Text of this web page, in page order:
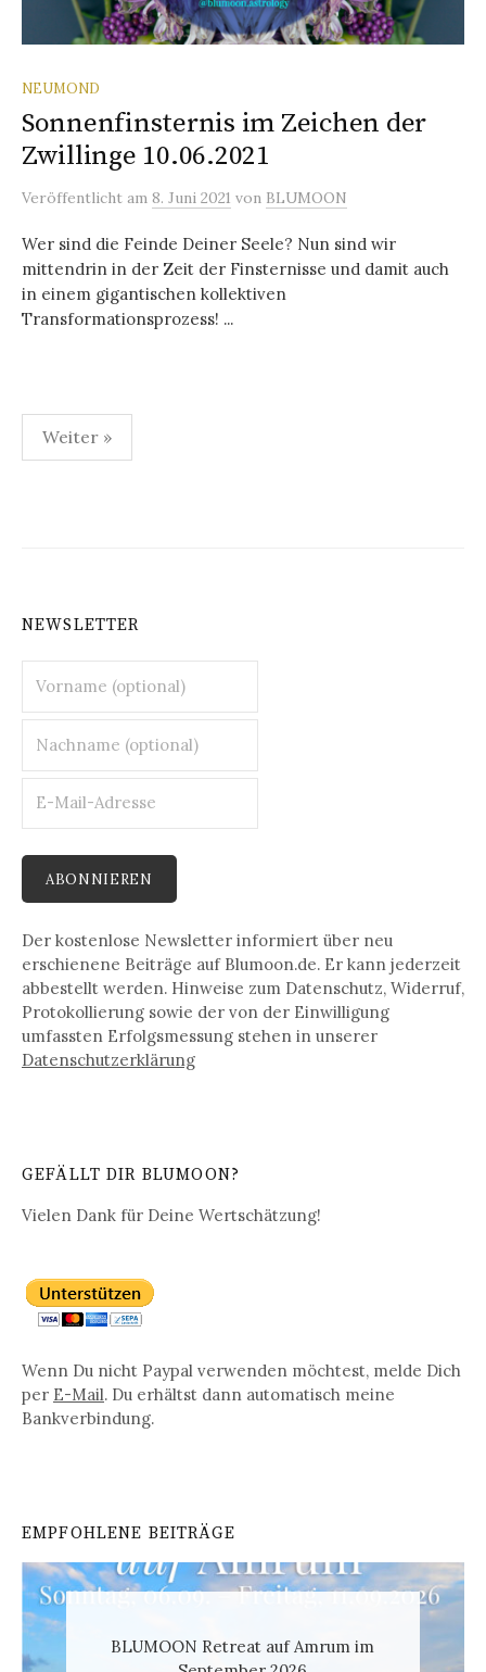
NEUMOND
Sonnenfinsternis im Zeichen der
Zwillinge 10.06.2021
Veröffentlicht am 8. Juni 2021 von BLUMOON
Wer sind die Feinde Deiner Seele? Nun sind wir
mittendrin in der Zeit der Finsternisse und damit auch
in einem gigantischen kollektiven
Transformationsprozess! ...
Seitennummerierung
der
Weiter »
NEWSLETTER
Der kostenlose Newsletter informiert über neu
erschienene Beiträge auf Blumoon.de. Er kann jederzeit
abbestellt werden. Hinweise zum Datenschutz, Widerruf,
Protokollierung sowie der von der Einwilligung
umfassten Erfolgsmessung stehen in unserer
Datenschutz­erklärung
GEFÄLLT DIR BLUMOON?
Vielen Dank für Deine Wertschätzung!
Wenn Du nicht Paypal verwenden möchtest, melde Dich
per E-Mail. Du erhältst dann automatisch meine
Bankverbindung.
EMPFOHLENE BEITRÄGE
BLUMOON Retreat auf Amrum im